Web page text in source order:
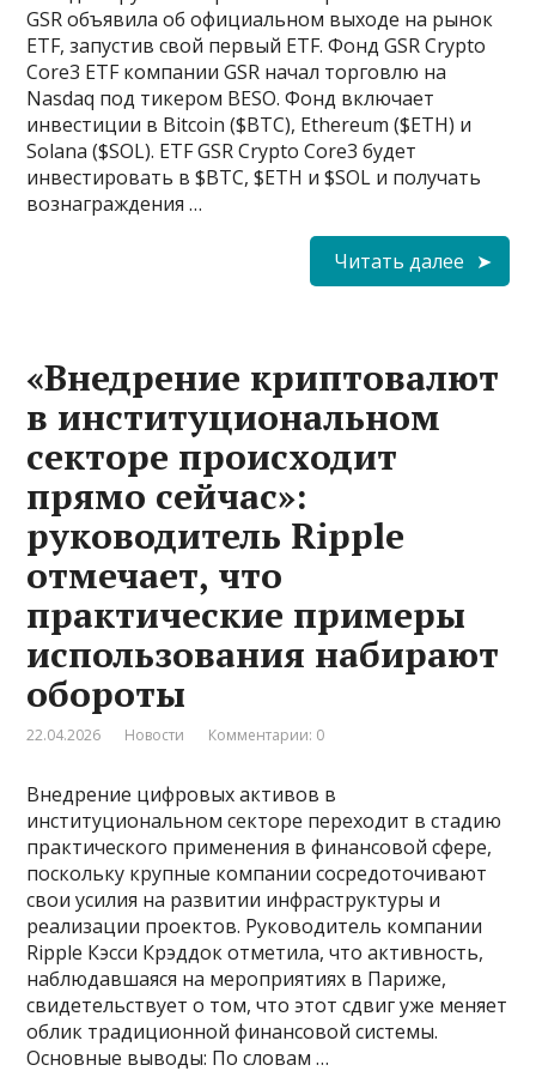
GSR объявила об официальном выходе на рынок
ETF, запустив свой первый ETF. Фонд GSR Crypto
Core3 ETF компании GSR начал торговлю на
Nasdaq под тикером BESO. Фонд включает
инвестиции в Bitcoin ($BTC), Ethereum ($ETH) и
Solana ($SOL). ETF GSR Crypto Core3 будет
инвестировать в $BTC, $ETH и $SOL и получать
вознаграждения …
Читать далее
«Внедрение криптовалют
в институциональном
секторе происходит
прямо сейчас»:
руководитель Ripple
отмечает, что
практические примеры
использования набирают
обороты
22.04.2026 Новости Комментарии: 0
Внедрение цифровых активов в
институциональном секторе переходит в стадию
практического применения в финансовой сфере,
поскольку крупные компании сосредоточивают
свои усилия на развитии инфраструктуры и
реализации проектов. Руководитель компании
Ripple Кэсси Крэддок отметила, что активность,
наблюдавшаяся на мероприятиях в Париже,
свидетельствует о том, что этот сдвиг уже меняет
облик традиционной финансовой системы.
Основные выводы: По словам …